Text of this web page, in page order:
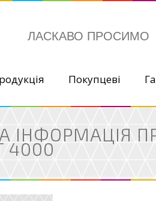
ЛАСКАВО ПРОСИМО
Покупцеві
ІНФОРМАЦІЯ
4000